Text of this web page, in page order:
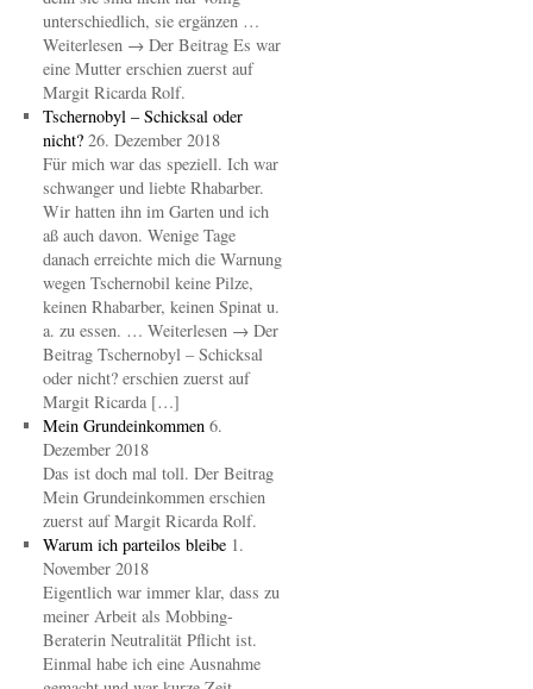
unterschiedlich, sie ergänzen …
Weiterlesen → Der Beitrag Es war
eine Mutter erschien zuerst auf
Margit Ricarda Rolf.
Tschernobyl – Schicksal oder
nicht? 26. Dezember 2018
Für mich war das speziell. Ich war
schwanger und liebte Rhabarber.
Wir hatten ihn im Garten und ich
aß auch davon. Wenige Tage
danach erreichte mich die Warnung
wegen Tschernobil keine Pilze,
keinen Rhabarber, keinen Spinat u.
a. zu essen. … Weiterlesen → Der
Beitrag Tschernobyl – Schicksal
oder nicht? erschien zuerst auf
Margit Ricarda […]
Mein Grundeinkommen 6.
Dezember 2018
Das ist doch mal toll. Der Beitrag
Mein Grundeinkommen erschien
zuerst auf Margit Ricarda Rolf.
Warum ich parteilos bleibe 1.
November 2018
Eigentlich war immer klar, dass zu
meiner Arbeit als Mobbing-
Beraterin Neutralität Pflicht ist.
Einmal habe ich eine Ausnahme